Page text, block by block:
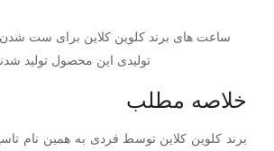
ساعت های برند کلوین کلاین برای ست شدن
تولیدی این محصول تولید
خلاصه مطلب
برند کلوین کلاین توسط فردی به همین نام